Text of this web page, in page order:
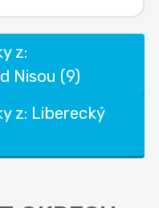
z:
Nisou (9)
z: Liberecký